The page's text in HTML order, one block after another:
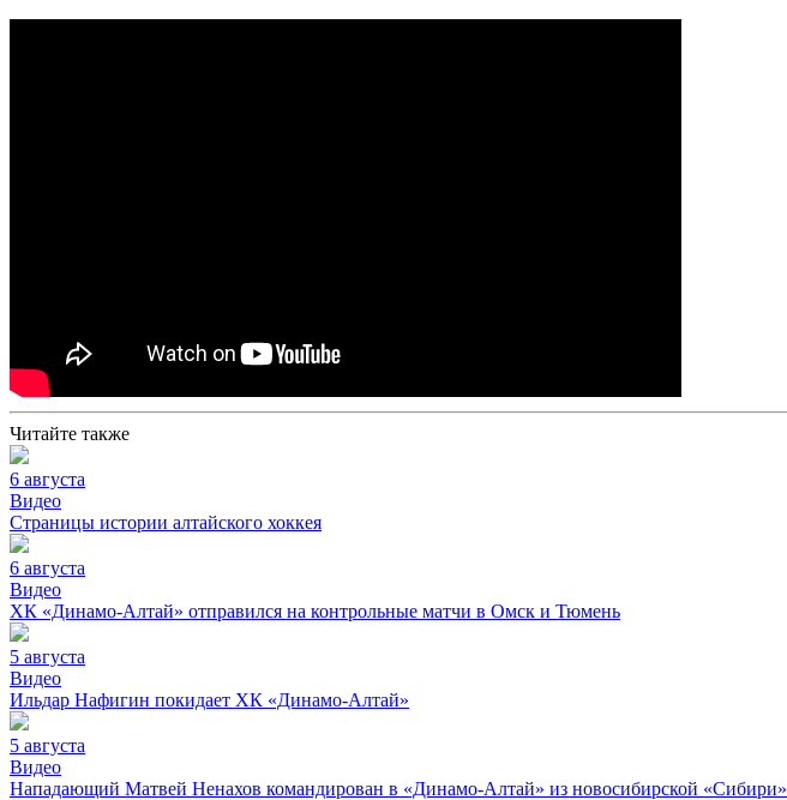
Читайте также
6 августа
Видео
Страницы истории алтайского хоккея
6 августа
Видео
ХК «Динамо-Алтай» отправился на контрольные матчи в Омск и Тюмень
5 августа
Видео
Ильдар Нафигин покидает ХК «Динамо-Алтай»
5 августа
Видео
Нападающий Матвей Ненахов командирован в «Динамо-Алтай» из новосибирской «Сибири»